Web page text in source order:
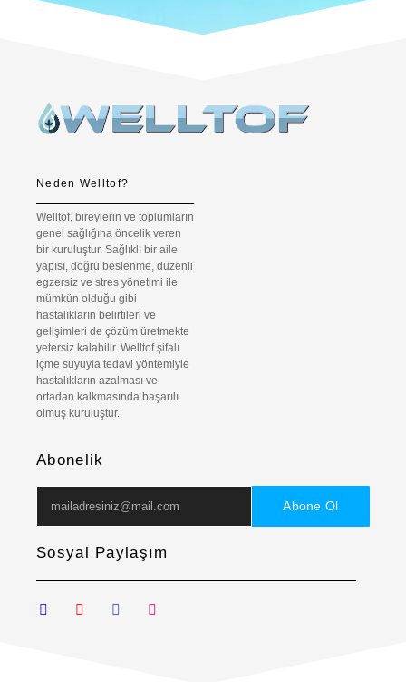
Neden Welltof?
Welltof, bireylerin ve toplumların
genel sağlığına öncelik veren
bir kuruluştur. Sağlıklı bir aile
yapısı, doğru beslenme, düzenli
egzersiz ve stres yönetimi ile
mümkün olduğu gibi
hastalıkların belirtileri ve
gelişimleri de çözüm üretmekte
yetersiz kalabilir. Welltof şifalı
içme suyuyla tedavi yöntemiyle
hastalıkların azalması ve
ortadan kalkmasında başarılı
olmuş kuruluştur.
Abonelik
Abone Ol
Sosyal Paylaşım